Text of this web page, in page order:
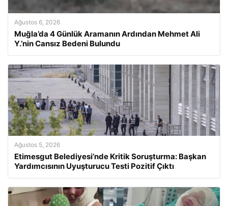
Ağustos 6, 2026
Muğla’da 4 Günlük Aramanın Ardından Mehmet Ali
Y.’nin Cansız Bedeni Bulundu
Ağustos 5, 2026
Etimesgut Belediyesi’nde Kritik Soruşturma: Başkan
Yardımcısının Uyuşturucu Testi Pozitif Çıktı